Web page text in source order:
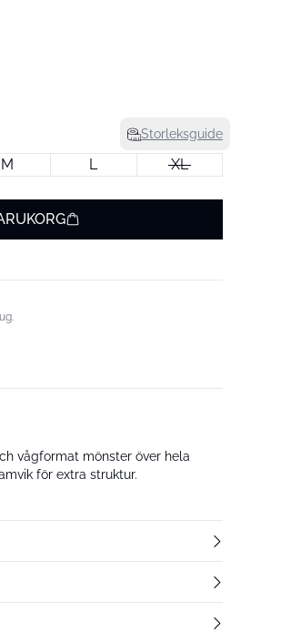
Storleksguide
M L
XL
vågformat mönster över hela
för extra struktur.